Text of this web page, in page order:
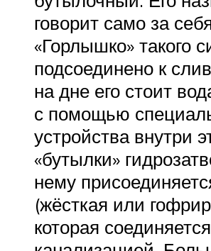
говорит само за
«Горлышко» такого
подсоединено к
на дне его стоит
с помощью
устройства внутри
«бутылки»
нему
(жёсткая или
которая